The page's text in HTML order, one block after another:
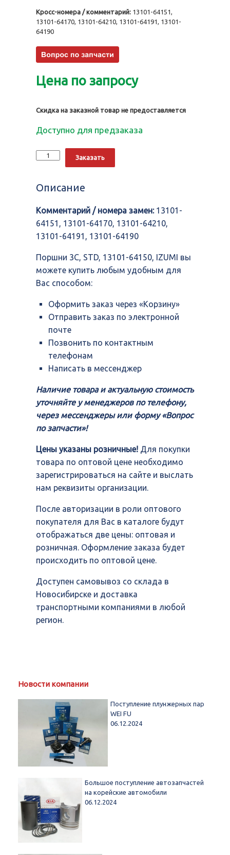
Кросс-номера / комментарий: 13101-64151,
13101-64170, 13101-64210, 13101-64191, 13101-
64190
Цена по запросу
Скидка на заказной товар не предоставляется
Доступно для предзаказа
Количество
Поршни
13101-
IZUMI
Заказать
Описание
Комментарий / номера замен:13101-
64151, 13101-64170, 13101-64210,
13101-64191, 13101-64190
Поршни 3C, STD, 13101-64150, IZUMI вы
можете купить любым удобным для
Вас способом:
Оформить заказ через «Корзину»
Отправить заказ по электронной
почте
Позвонить по контактным
телефонам
Написать в мессенджер
Наличие товара и актуальную стоимость
уточняйте у менеджеров по телефону,
через мессенджеры или форму «Вопрос
по запчасти»!
Цены указаны розничные! Для покупки
товара по оптовой цене необходимо
зарегистрироваться на сайте и выслать
нам реквизиты организации.
После авторизации в роли оптового
покупателя для Вас в каталоге будут
отображаться две цены: оптовая и
розничная. Оформление заказа будет
происходить по оптовой цене.
Доступен самовывоз со склада в
Новосибирске и доставка
транспортными компаниями в любой
регион.
Новости компании
Поступление плунжерных пар
WEI FU
06.12.2024
Большое поступление автозапчастей
на корейские автомобили
06.12.2024